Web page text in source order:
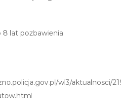
8 lat pozbawienia
wl3/aktualnosci/